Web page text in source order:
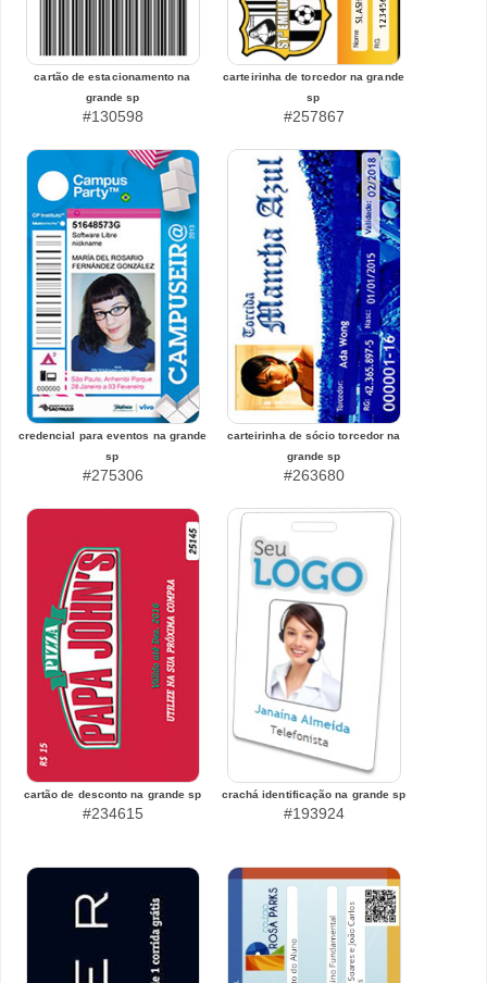
cartão de estacionamento na
grande sp
#130598
carteirinha de torcedor na grande
sp
#257867
credencial para eventos na grande
sp
#275306
carteirinha de sócio torcedor na
grande sp
#263680
cartão de desconto na grande sp
#234615
crachá identificação na grande sp
#193924